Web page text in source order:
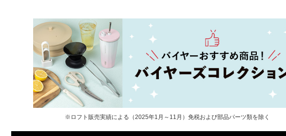
※ロフト販売実績による（2025年1月～11月）免税および部品パーツ類を除く